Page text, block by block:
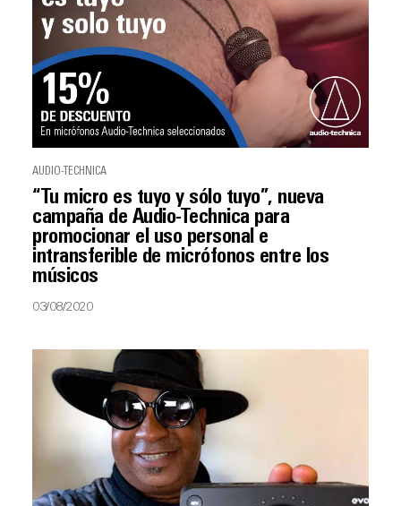
AUDIO-TECHNICA
“Tu micro es tuyo y sólo tuyo”, nueva
campaña de Audio-Technica para
promocionar el uso personal e
intransferible de micrófonos entre los
músicos
03/08/2020